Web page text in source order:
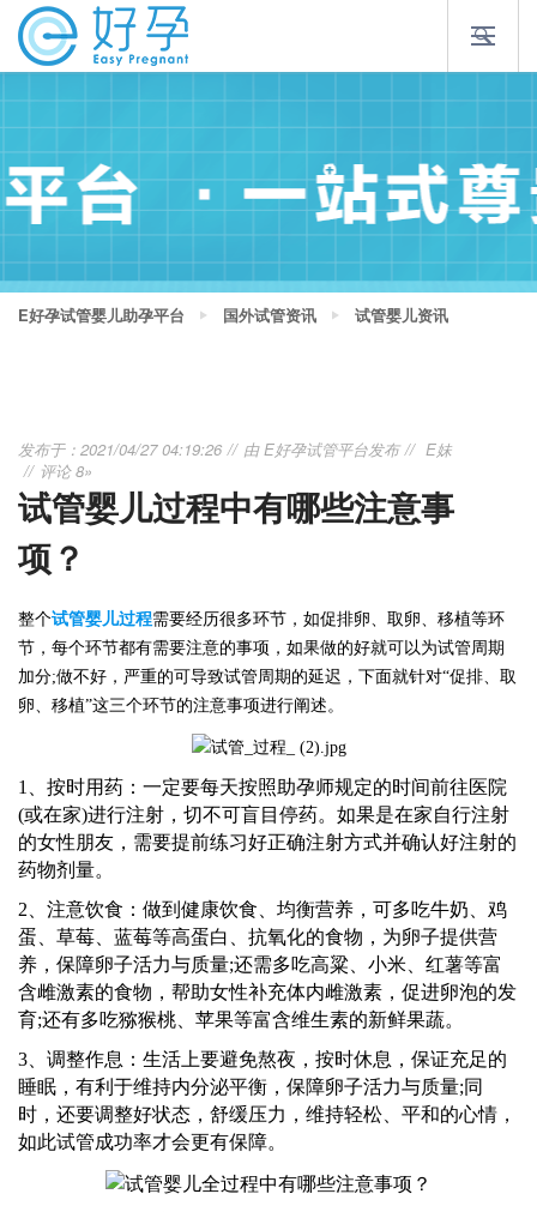
E好孕试管婴儿助孕平台 国外试管资讯 试管婴儿资讯
发布于：2021/04/27 04:19:26 由E好孕试管平台发布
E妹
评论 8»
试管婴儿过程中有哪些注意事
项？
整个试管婴儿过程需要经历很多环节，如促排卵、取卵、移植等环
节，每个环节都有需要注意的事项，如果做的好就可以为试管周期
加分;做不好，严重的可导致试管周期的延迟，下面就针对“促排、取
卵、移植”这三个环节的注意事项进行阐述。
1、按时用药：一定要每天按照助孕师规定的时间前往医院
(或在家)进行注射，切不可盲目停药。如果是在家自行注射
的女性朋友，需要提前练习好正确注射方式并确认好注射的
药物剂量。
2、注意饮食：做到健康饮食、均衡营养，可多吃牛奶、鸡
蛋、草莓、蓝莓等高蛋白、抗氧化的食物，为卵子提供营
养，保障卵子活力与质量;还需多吃高粱、小米、红薯等富
含雌激素的食物，帮助女性补充体内雌激素，促进卵泡的发
育;还有多吃猕猴桃、苹果等富含维生素的新鲜果蔬。
3、调整作息：生活上要避免熬夜，按时休息，保证充足的
睡眠，有利于维持内分泌平衡，保障卵子活力与质量;同
时，还要调整好状态，舒缓压力，维持轻松、平和的心情，
如此试管成功率才会更有保障。